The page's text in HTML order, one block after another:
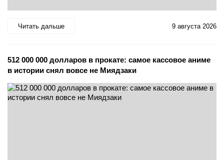
Читать дальше 9 августа 2026
512 000 000 долларов в прокате: самое кассовое аниме
в истории снял вовсе не Миядзаки